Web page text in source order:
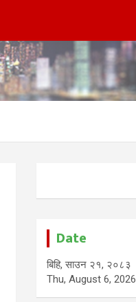
Date
बिहि, साउन २१, २०८३
Thu, August 6, 2026